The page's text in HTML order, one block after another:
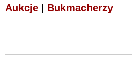
Aukcje Bukmacherzy